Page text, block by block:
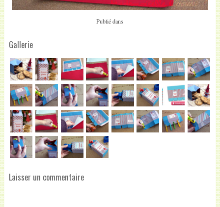
Publié dans
Gallerie
Laisser un commentaire